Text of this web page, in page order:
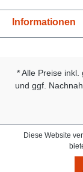
Informationen
* Alle Preise inkl.
und ggf.
Diese Website